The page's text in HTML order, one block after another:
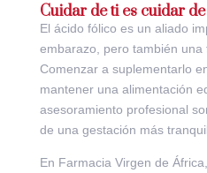
Cuidar de ti es cuidar
El ácido fólico es un aliado
embarazo, pero también una
Comenzar a suplementarlo
mantener una alimentación
asesoramiento profesional
de una gestación más
En Farmacia Virgen de